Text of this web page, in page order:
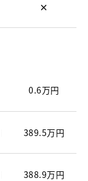
×
0.6万円
389.5万円
388.9万円